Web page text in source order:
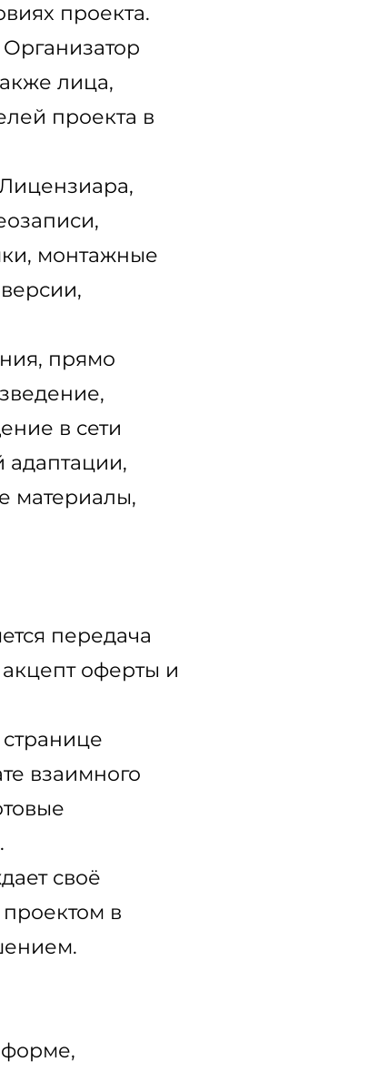
проекта.
лица,
проекта в
монтажные
прямо
в сети
адаптации,
материалы,
передача
оферты и
взаимного
своё
в
форме,